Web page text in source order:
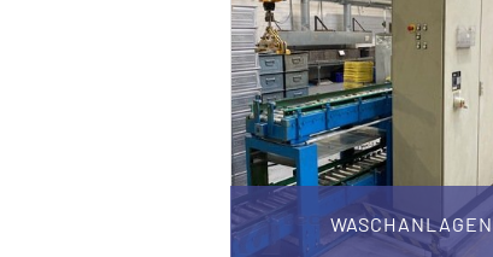
WASCHANLAGEN